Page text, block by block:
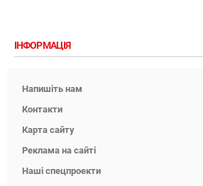
ІНФОРМАЦІЯ
Напишіть нам
Контакти
Карта сайту
Реклама на сайті
Наші спецпроекти